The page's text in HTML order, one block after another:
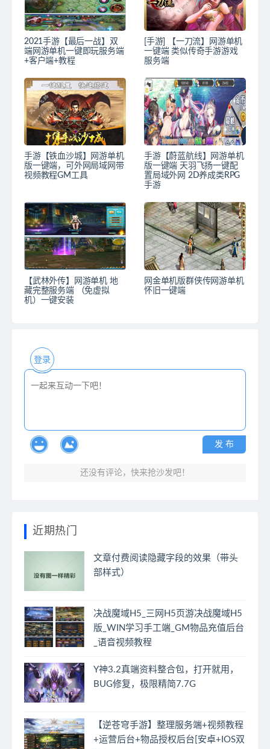
2021手游【最后一战】双
端网游单机一键即玩服务端
+客户端+教程
[手游] 【一刀流】网游单机
一键端 类似传奇手游游戏
服务端
手游【铁血沙城】网游单机
版一键端，可外网局域网带
视频教程GM工具
手游【蔚蓝航线】网游单机
版一键端 天羽飞扬一键配
置局域外网 2D养成类RPG
手游
【武林外传】网游单机 地
藏完整服务端 （免虚拟
机）一键安装
网金单机版群侠传网游单机
怀旧一键端
登录
发 布
还没有评论，快来抢沙发吧！
近期热门
文章付费阅读隐藏字段的效果（带头
部样式）
决战魔域H5_三网H5页游决战魔域H5
版_WIN学习手工端_GM物品充值后台
_语音视频教程
Y神3.2真端资料整合包，打开就用，
BUG修复，极限精简7.7G
【逆苍穹手游】整理服务端+视频教程
+运营后台+物品授权后台[安卓+IOS双